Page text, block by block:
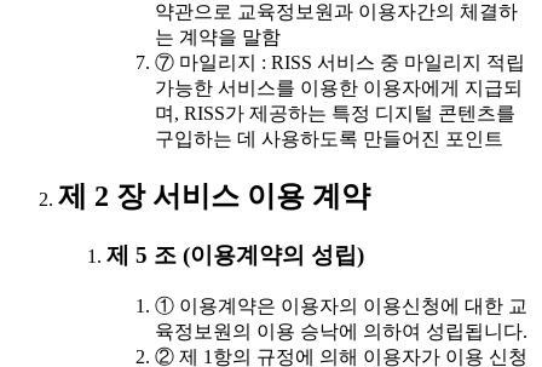
약관으로 교육정보원과 이용자간의 체결하
는 계약을 말함
⑦ 마일리지 : RISS 서비스 중 마일리지 적립
가능한 서비스를 이용한 이용자에게 지급되
며, RISS가 제공하는 특정 디지털 콘텐츠를
구입하는 데 사용하도록 만들어진 포인트
제 2 장 서비스 이용 계약
제 5 조 (이용계약의 성립)
① 이용계약은 이용자의 이용신청에 대한 교
육정보원의 이용 승낙에 의하여 성립됩니다.
② 제 1항의 규정에 의해 이용자가 이용 신청